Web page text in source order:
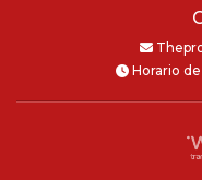
Horario